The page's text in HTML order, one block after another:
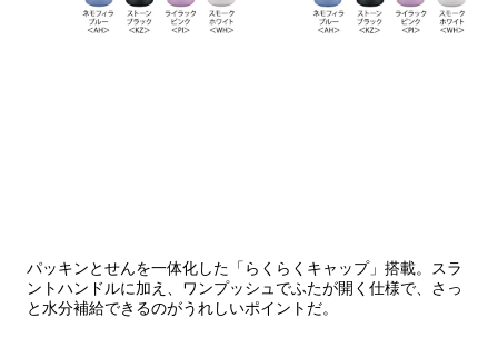
パッキンとせんを一体化した「らくらくキャップ」搭載。スラ
ントハンドルに加え、ワンプッシュでふたが開く仕様で、さっ
と水分補給できるのがうれしいポイントだ。